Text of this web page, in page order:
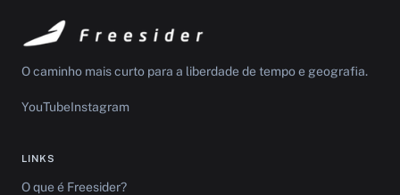
O caminho mais curto para a liberdade de tempo e geografia.
YouTubeInstagram
LINKS
O que é Freesider?